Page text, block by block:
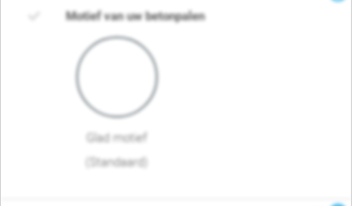
Motief van uw betonpalen
Glad motief
(Standaard)